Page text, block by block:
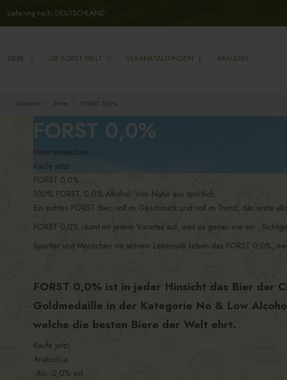
Lieferung nach: DEUTSCHLAND
BIERE DIE FORST WELT VERANSTALTUNGEN BRAUEREI
Startseite Biere FORST 0,0%
FORST 0,0%
Mehr entdecken
Kaufe jetzt
FORST 0,0%
100% FORST, 0,0% Alkohol. Von Natur aus sportlich.
Ein echtes FORST Bier, voll im Geschmack und voll im Trend, das erste
FORST 0,0% räumt mit jedem Vorurteil auf, weil es genau wie ein
Sportler und Menschen mit aktivem Lebensstil lieben das FORST 0,0%,
FORST 0,0% ist in jeder Hinsicht das Bier der
Goldmedaille in der Kategorie No & Low
welche die besten Biere der Welt ehrt.
Kaufe jetzt
Analcolica
Alc. 0,0% vol.